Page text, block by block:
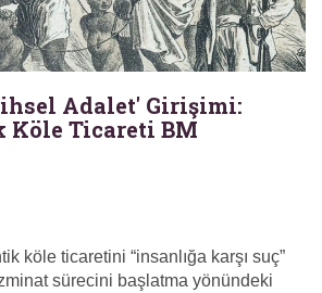
Adalet' Girişimi:
Ticareti BM
köle ticaretini “insanlığa karşı suç”
sürecini başlatma yönündeki